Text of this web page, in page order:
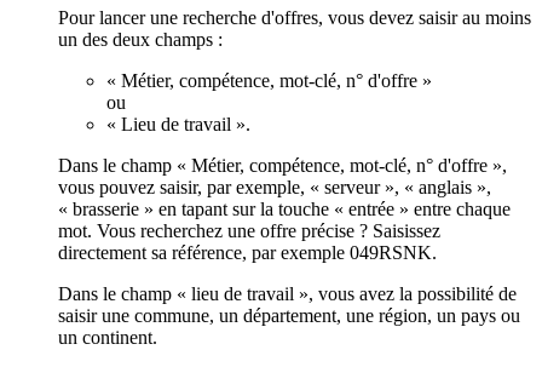
Pour lancer une recherche d'offres, vous devez saisir au moins
un des deux champs :
« Métier, compétence, mot-clé, n° d'offre »
ou
« Lieu de travail ».
Dans le champ « Métier, compétence, mot-clé, n° d'offre »,
vous pouvez saisir, par exemple, « serveur », « anglais »,
« brasserie » en tapant sur la touche « entrée » entre chaque
mot. Vous recherchez une offre précise ? Saisissez
directement sa référence, par exemple 049RSNK.
Dans le champ « lieu de travail », vous avez la possibilité de
saisir une commune, un département, une région, un pays ou
un continent.